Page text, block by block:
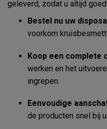
geleverd, zodat u altijd
Bestel nu uw
voorkom
Koop een complete
werken en het
ingrepen.
Eenvoudige
de producten snel bij